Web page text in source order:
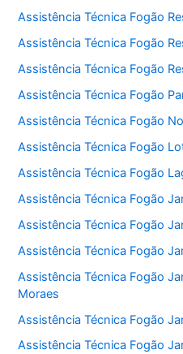
Assistência Técnica Fogão
Assistência Técnica Fogão
Assistência Técnica Fogão
Assistência Técnica Fogão
Assistência Técnica Fogão
Assistência Técnica Fogão
Assistência Técnica Fogão
Assistência Técnica Fogão
Assistência Técnica Fogão
Assistência Técnica Fogão
Assistência Técnica Fogão
Moraes
Assistência Técnica Fogão
Assistência Técnica Fogão